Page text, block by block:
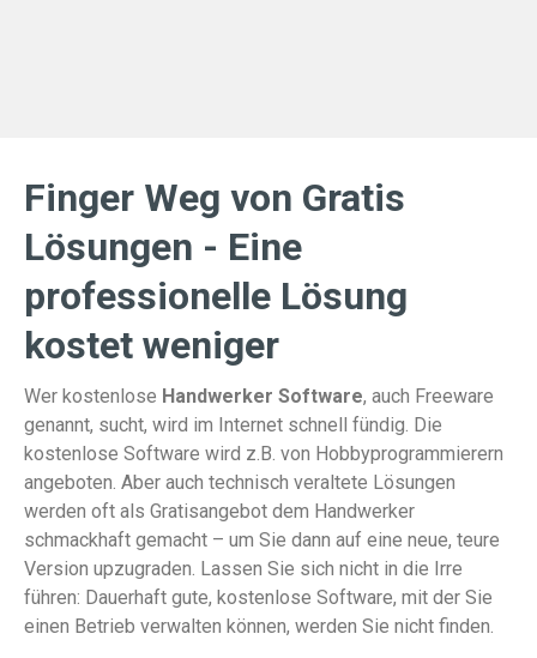
Finger Weg von Gratis
Lösungen - Eine
professionelle Lösung
kostet weniger
Wer kostenlose Handwerker Software, auch Freeware
genannt, sucht, wird im Internet schnell fündig. Die
kostenlose Software wird z.B. von Hobbyprogrammierern
angeboten. Aber auch technisch veraltete Lösungen
werden oft als Gratisangebot dem Handwerker
schmackhaft gemacht – um Sie dann auf eine neue, teure
Version upzugraden. Lassen Sie sich nicht in die Irre
führen: Dauerhaft gute, kostenlose Software, mit der Sie
einen Betrieb verwalten können, werden Sie nicht finden.